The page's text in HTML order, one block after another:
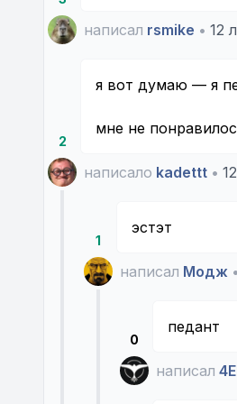
написал rsmike • 12
2
я вот думаю — я
мне не
написало kadettt •
1
эстэт
написал Модж •
0
педант
написал